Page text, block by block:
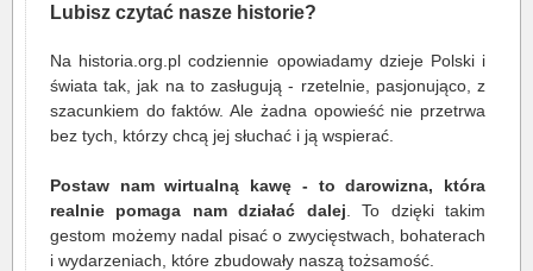
Lubisz czytać nasze historie?
Na historia.org.pl codziennie opowiadamy dzieje Polski i
świata tak, jak na to zasługują - rzetelnie, pasjonująco, z
szacunkiem do faktów. Ale żadna opowieść nie przetrwa
bez tych, którzy chcą jej słuchać i ją wspierać.
Postaw nam wirtualną kawę - to darowizna, która
realnie pomaga nam działać dalej . To dzięki takim
gestom możemy nadal pisać o zwycięstwach, bohaterach
i wydarzeniach, które zbudowały naszą tożsamość.